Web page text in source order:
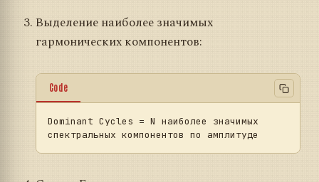
Выделение наиболее значимых
гармонических компонентов:
Code
Dominant Cycles = N наиболее значимых